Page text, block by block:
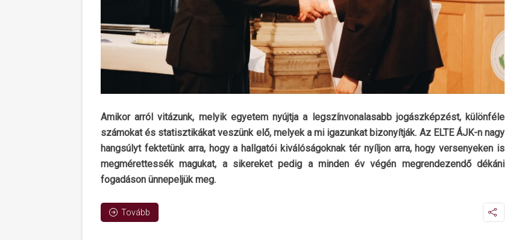
Amikor arról vitázunk, melyik egyetem nyújtja a legszínvonalasabb jogászképzést, különféle
számokat és statisztikákat veszünk elő, melyek a mi igazunkat bizonyítják. Az ELTE ÁJK-n nagy
hangsúlyt fektetünk arra, hogy a hallgatói kiválóságoknak tér nyíljon arra, hogy versenyeken is
megmérettessék magukat, a sikereket pedig a minden év végén megrendezendő dékáni
fogadáson ünnepeljük meg.
Tovább